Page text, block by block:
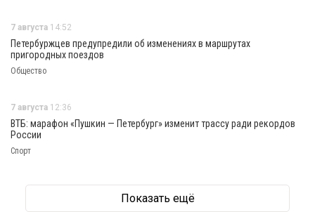
7 августа 14:52
Петербуржцев предупредили об изменениях в маршрутах
пригородных поездов
Общество
7 августа 12:36
ВТБ: марафон «Пушкин — Петербург» изменит трассу ради рекордов
России
Спорт
Показать ещё